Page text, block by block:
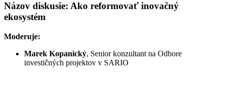
Názov diskusie: Ako reformovať inovačný
ekosystém
Moderuje:
Marek Kopanický, Senior konzultant na Odbore
investičných projektov v SARIO